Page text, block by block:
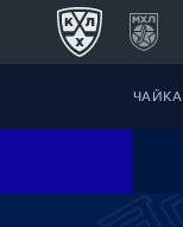
ЧАЙКА